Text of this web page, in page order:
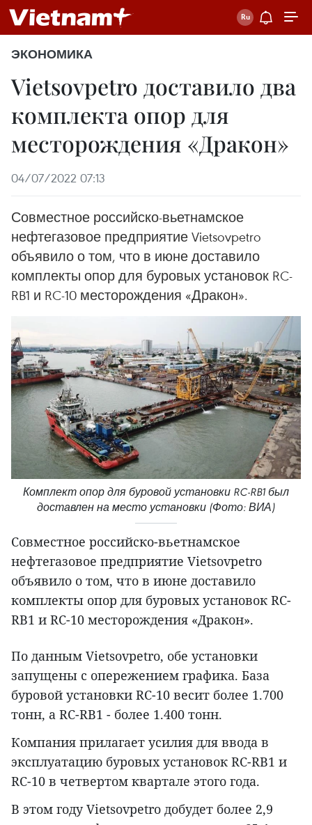
ЭКОНОМИКА
Vietsovpetro доставило два
комплекта опор для
месторождения «Дракон»
04/07/2022 07:13
Совместное российско-вьетнамское
нефтегазовое предприятие Vietsovpetro
объявило о том, что в июне доставило
комплекты опор для буровых установок RC-
RB1 и RC-10 месторождения «Дракон».
Комплект опор для буровой установки RC-RB1 был
доставлен на место установки (Фото: ВИА)
Совместное российско-вьетнамское
нефтегазовое предприятие Vietsovpetro
объявило о том, что в июне доставило
комплекты опор для буровых установок RC-
RB1 и RC-10 месторождения «Дракон».
По данным Vietsovpetro, обе установки
запущены с опережением графика. База
буровой установки RC-10 весит более 1.700
тонн, а RC-RB1 - более 1.400 тонн.
Компания прилагает усилия для ввода в
эксплуатацию буровых установок RC-RB1 и
RC-10 в четвертом квартале этого года.
В этом году Vietsovpetro добудет более 2,9